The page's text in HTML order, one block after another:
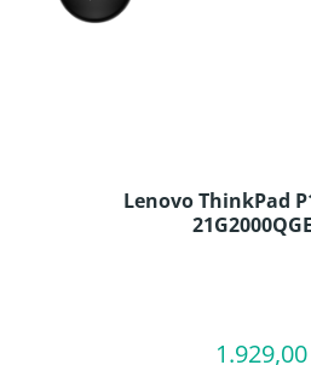
Lenovo ThinkPad
Regulärer
In den